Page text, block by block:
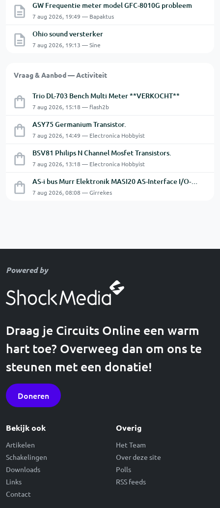
GW Frequentie meter model GFC-8010G probleem
7 aug 2026, 19:49 — Bapaktus
Ohio sound versterker
7 aug 2026, 19:13 — Sine
Vraag & Aanbod — Activiteit
Trio DL-703 Bench Multi Meter **VERKOCHT**
7 aug 2026, 15:18 — flash2b
ASY75 Germanium Transistor.
7 aug 2026, 14:49 — Electronica Hobbyist
BSV81 Philips N Channel Mosfet Transistors.
7 aug 2026, 13:18 — Electronica Hobbyist
AS-i bus Murr Elektronik MASI20 AS-Interface I/O-module 56440
7 aug 2026, 08:08 — Girrekes
Powered by
Draag je Circuits Online een warm
hart toe? Overweeg dan om ons te
steunen met een donatie!
Doneren
Bekijk ook
Artikelen
Schakelingen
Downloads
Links
Contact
Overig
Het Team
Over deze site
Polls
RSS feeds